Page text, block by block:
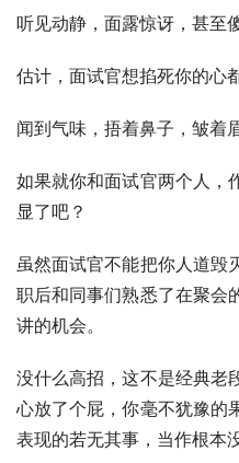
听见动静，面露惊讶，甚至
估计，面试官想掐死你的心
闻到气味，捂着鼻子，皱
如果就你和面试官两个人，
显了吧？
虽然面试官不能把你人道毁
职后和同事们熟悉了在聚会
讲的机会。
没什么高招，这不是经典老
心放了个屁，你毫不犹豫的
表现的若无其事，当作根本